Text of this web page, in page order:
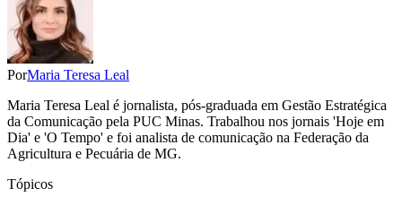
PorMaria Teresa Leal
Maria Teresa Leal é jornalista, pós-graduada em Gestão Estratégica
da Comunicação pela PUC Minas. Trabalhou nos jornais 'Hoje em
Dia' e 'O Tempo' e foi analista de comunicação na Federação da
Agricultura e Pecuária de MG.
Tópicos